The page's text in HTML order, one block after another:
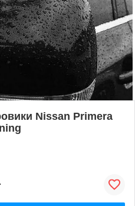
Nissan Primera